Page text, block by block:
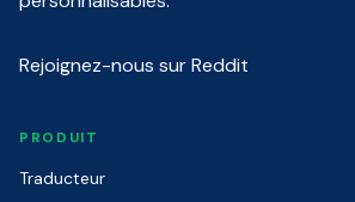
Rejoignez-nous sur Reddit
PRODUIT
Traducteur